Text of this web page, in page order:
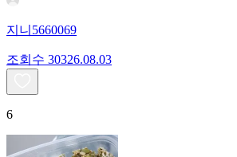
지니5660069
조회수 30326.08.03
6